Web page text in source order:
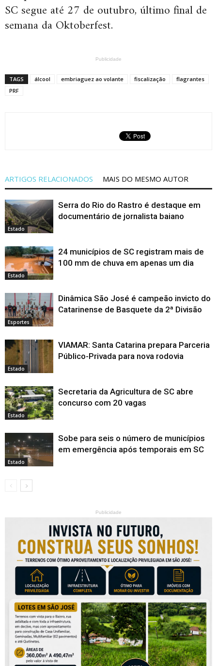
SC segue até 27 de outubro, último final de
semana da Oktoberfest.
Publicidade
TAGS álcool embriaguez ao volante fiscalização
flagrantes
PRF
ARTIGOS RELACIONADOS MAIS DO MESMO AUTOR
Estado
Serra do Rio do Rastro é destaque em
documentário de jornalista baiano
Estado
24 municípios de SC registram mais de
100 mm de chuva em apenas um dia
Esportes
Dinâmica São José é campeão invicto do
Catarinense de Basquete da 2ª Divisão
Estado
VIAMAR: Santa Catarina prepara Parceria
Público-Privada para nova rodovia
Estado
Secretaria da Agricultura de SC abre
concurso com 20 vagas
Estado
Sobe para seis o número de municípios
em emergência após temporais em SC
Publicidade